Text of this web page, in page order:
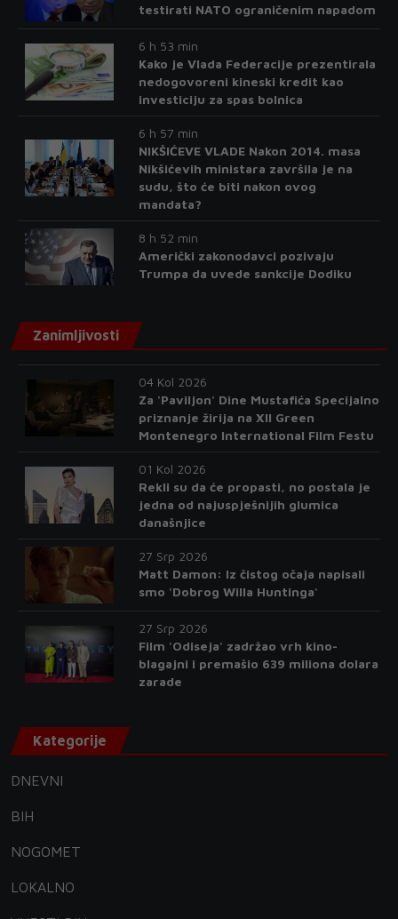
testirati NATO ograničenim napadom
6 h 53 min
Kako je Vlada Federacije prezentirala
nedogovoreni kineski kredit kao
investiciju za spas bolnica
6 h 57 min
NIKŠIĆEVE VLADE Nakon 2014. masa
Nikšićevih ministara završila je na
sudu, što će biti nakon ovog
mandata?
8 h 52 min
Američki zakonodavci pozivaju
Trumpa da uvede sankcije Dodiku
Zanimljivosti
04 Kol 2026
Za 'Paviljon' Dine Mustafića Specijalno
priznanje žirija na XII Green
Montenegro International Film Festu
01 Kol 2026
Rekli su da će propasti, no postala je
jedna od najuspješnijih glumica
današnjice
27 Srp 2026
Matt Damon: Iz čistog očaja napisali
smo 'Dobrog Willa Huntinga'
27 Srp 2026
Film 'Odiseja' zadržao vrh kino-
blagajni i premašio 639 miliona dolara
zarade
Kategorije
DNEVNI
BIH
NOGOMET
LOKALNO